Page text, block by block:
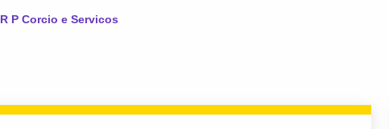
Atual:
R P Corcio e Servicos